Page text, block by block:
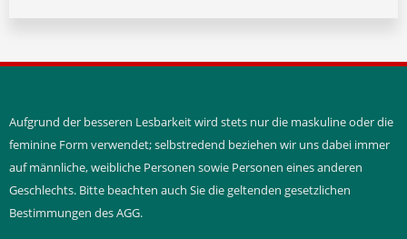
Aufgrund der besseren Lesbarkeit wird stets nur die maskuline oder die
feminine Form verwendet; selbstredend beziehen wir uns dabei immer
auf männliche, weibliche Personen sowie Personen eines anderen
Geschlechts. Bitte beachten auch Sie die geltenden gesetzlichen
Bestimmungen des AGG.